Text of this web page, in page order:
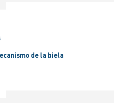
de la biela